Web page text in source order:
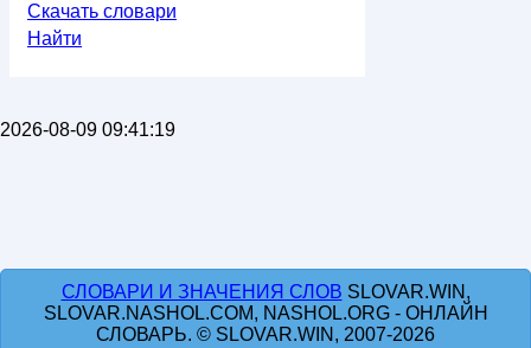
Скачать словари
Найти
2026-08-09 09:41:19
СЛОВАРИ И ЗНАЧЕНИЯ СЛОВ SLOVAR.WIN,
SLOVAR.NASHOL.COM, NASHOL.ORG - ОНЛАЙН
СЛОВАРЬ. © SLOVAR.WIN, 2007-2026